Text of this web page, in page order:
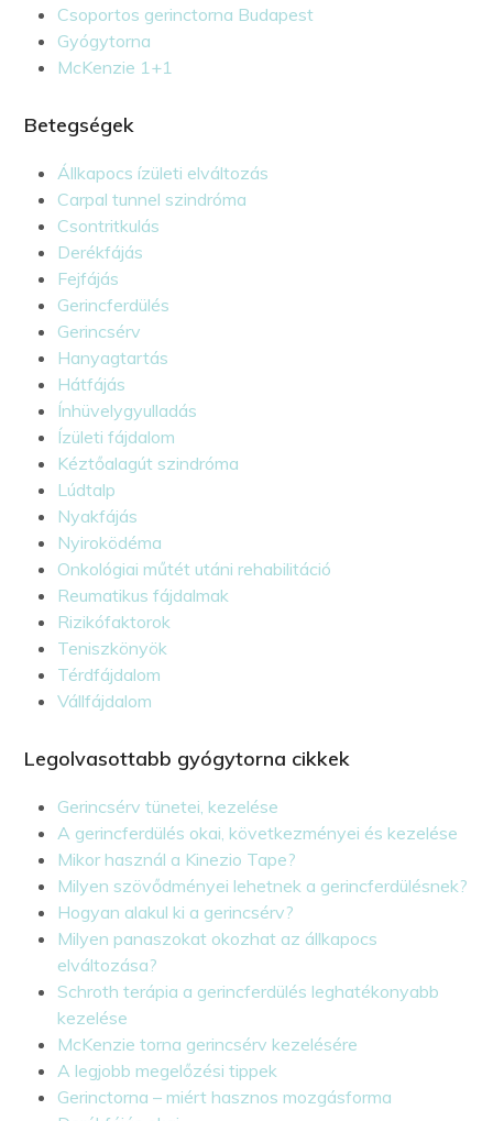
Csoportos gerinctorna Budapest
Gyógytorna
McKenzie 1+1
Betegségek
Állkapocs ízületi elváltozás
Carpal tunnel szindróma
Csontritkulás
Derékfájás
Fejfájás
Gerincferdülés
Gerincsérv
Hanyagtartás
Hátfájás
Ínhüvelygyulladás
Ízületi fájdalom
Kéztőalagút szindróma
Lúdtalp
Nyakfájás
Nyiroködéma
Onkológiai műtét utáni rehabilitáció
Reumatikus fájdalmak
Rizikófaktorok
Teniszkönyök
Térdfájdalom
Vállfájdalom
Legolvasottabb gyógytorna cikkek
Gerincsérv tünetei, kezelése
A gerincferdülés okai, következményei és kezelése
Mikor használ a Kinezio Tape?
Milyen szövődményei lehetnek a gerincferdülésnek?
Hogyan alakul ki a gerincsérv?
Milyen panaszokat okozhat az állkapocs
elváltozása?
Schroth terápia a gerincferdülés leghatékonyabb
kezelése
McKenzie torna gerincsérv kezelésére
A legjobb megelőzési tippek
Gerinctorna – miért hasznos mozgásforma